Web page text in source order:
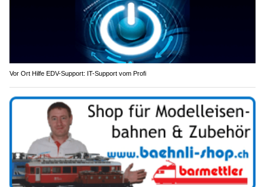
Vor Ort Hilfe EDV-Support: IT-Support vom Profi